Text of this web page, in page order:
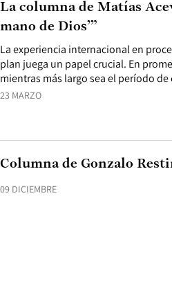
23 MARZO
La experiencia internacional en
plan juega un papel crucial. En
mientras más largo sea el período
La columna de Matías
mano de Dios’”
09 DICIEMBRE
Columna de Gonzalo